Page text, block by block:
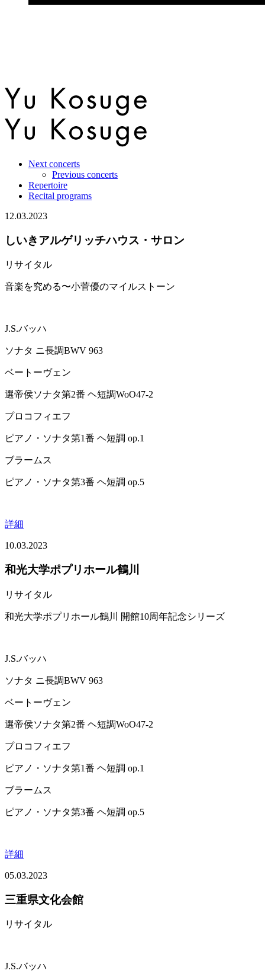
Next concerts
Previous concerts
Repertoire
Recital programs
12.03.2023
しいきアルゲリッチハウス・サロン
リサイタル
音楽を究める〜小菅優のマイルストーン
J.S.バッハ
ソナタ ニ長調BWV 963
ベートーヴェン
選帝侯ソナタ第2番 ヘ短調WoO47-2
プロコフィエフ
ピアノ・ソナタ第1番 ヘ短調 op.1
ブラームス
ピアノ・ソナタ第3番 ヘ短調 op.5
詳細
10.03.2023
和光大学ポプリホール鶴川
リサイタル
和光大学ポプリホール鶴川 開館10周年記念シリーズ
J.S.バッハ
ソナタ ニ長調BWV 963
ベートーヴェン
選帝侯ソナタ第2番 ヘ短調WoO47-2
プロコフィエフ
ピアノ・ソナタ第1番 ヘ短調 op.1
ブラームス
ピアノ・ソナタ第3番 ヘ短調 op.5
詳細
05.03.2023
三重県文化会館
リサイタル
J.S.バッハ